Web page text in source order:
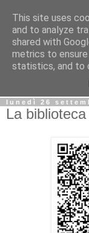
Il Blog della
informazioni
lunedì 26
La
This site uses
and to analyze
shared with
metrics to
statistics, and to